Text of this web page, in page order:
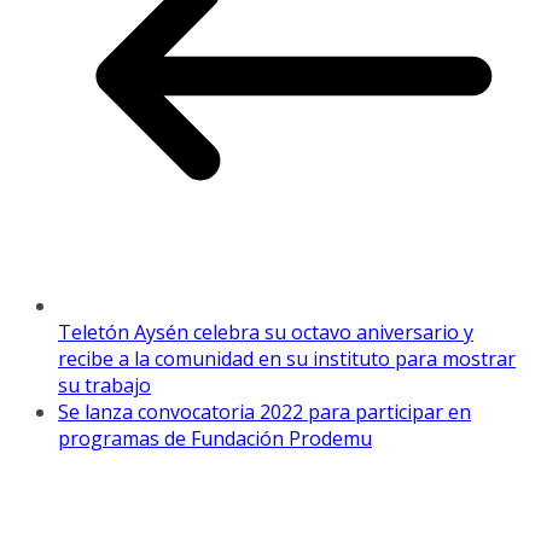
Teletón Aysén celebra su octavo aniversario y
recibe a la comunidad en su instituto para mostrar
su trabajo
Se lanza convocatoria 2022 para participar en
programas de Fundación Prodemu